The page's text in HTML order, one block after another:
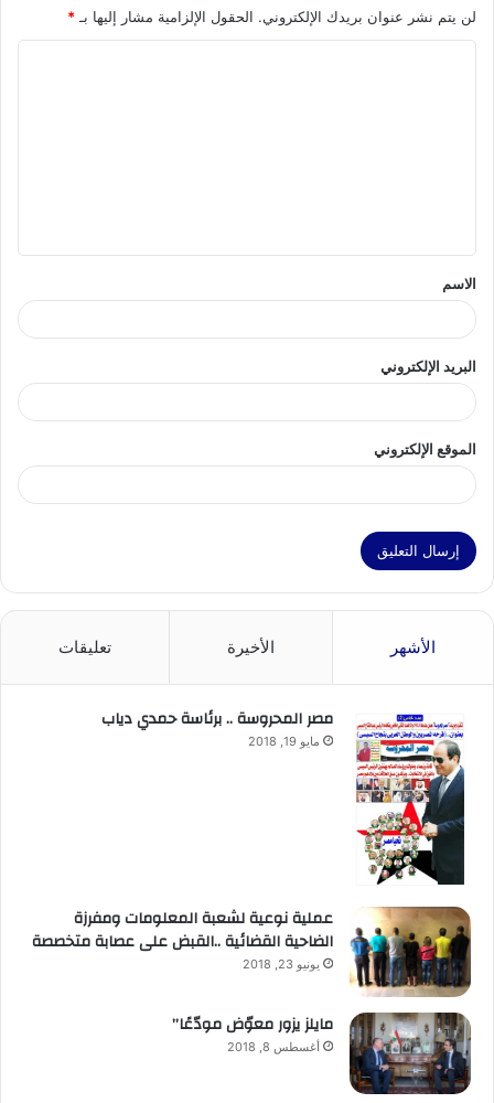
لن يتم نشر عنوان بريدك الإلكتروني. الحقول الإلزامية مشار إليها بـ*
ق
*
الاسم
البريد الإلكتروني
الموقع الإلكتروني
الأشهر الأخيرة تعليقات
مصر المحروسة .. برئاسة حمدي دياب
مايو 19, 2018
عملية نوعية لشعبة المعلومات ومفرزة
الضاحية القضائية ..القبض على عصابة متخصصة
يونيو 23, 2018
مايلز يزور معوّض مودّعًا”
أغسطس 8, 2018